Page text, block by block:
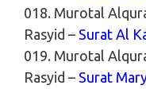
018. Murotal
Rasyid – Surat Al
019. Murotal
Rasyid – Surat